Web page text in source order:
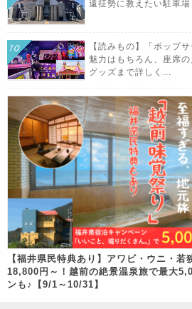
遠征勢に教えたい駐車
【読みもの】「ポップ
魅力はもちろん、座席
グッズまで詳しく...
【福井県民特典あり】アワビ・ウニ・若
18,800円～！越前の絶景温泉旅で最大
ンも♪【9/1～10/31】